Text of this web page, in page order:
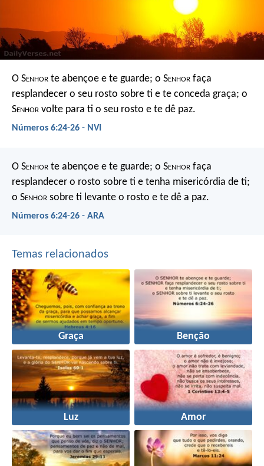
O Senhor te abençoe e te guarde; o Senhor faça
resplandecer o seu rosto sobre ti e te conceda graça; o
Senhor volte para ti o seu rosto e te dê paz.
Números 6:24-26 - NVI
O Senhor te abençoe e te guarde; o Senhor faça
resplandecer o rosto sobre ti e tenha misericórdia de ti;
o Senhor sobre ti levante o rosto e te dê a paz.
Números 6:24-26 - ARA
Temas relacionados
Graça Benção
Luz Amor